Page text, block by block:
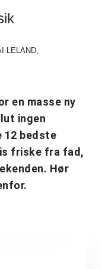
LELAND,
en masse ny
ingen
12 bedste
friske fra fad,
Hør